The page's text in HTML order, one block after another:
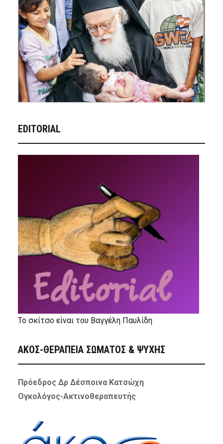
EDITORIAL
Το σκίτσο είναι του Βαγγέλη Παυλίδη
ΑΚΟΣ-ΘΕΡΑΠΕΙΑ ΣΩΜΑΤΟΣ & ΨΥΧΗΣ
Πρόεδρος Δρ Δέσποινα Κατσώχη
Ογκολόγος-Ακτινοθεραπευτής